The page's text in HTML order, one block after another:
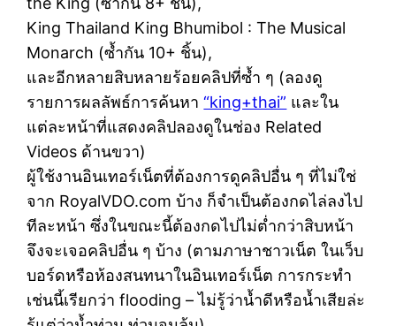
King Thailand King Bhumibol : The Musical
Monarch (ซ้ำกัน 10+ ชิ้น),
และอีกหลายสิบหลายร้อยคลิปที่ซ้ำ ๆ (ลองดู
รายการผลลัพธ์การค้นหา“king+thai” และใน
แต่ละหน้าที่แสดงคลิปลองดูในช่อง Related
Videos ด้านขวา)
ผู้ใช้งานอินเทอร์เน็ตที่ต้องการดูคลิปอื่น ๆ ที่ไม่ใช่
จาก RoyalVDO.com บ้าง ก็จำเป็นต้องกดไล่ลงไป
ทีละหน้า ซึ่งในขณะนี้ต้องกดไปไม่ต่ำกว่าสิบหน้า
จึงจะเจอคลิปอื่น ๆ บ้าง (ตามภาษาชาวเน็ต ในเว็บ
บอร์ดหรือห้องสนทนาในอินเทอร์เน็ต การกระทำ
เช่นนี้เรียกว่า flooding – ไม่รู้ว่าน้ำดีหรือน้ำเสียล่ะ